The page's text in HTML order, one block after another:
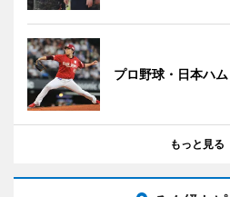
プロ野球・日本ハ
もっと見る